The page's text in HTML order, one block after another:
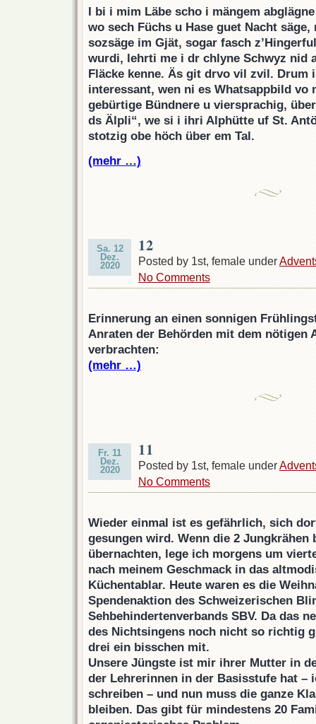
I bi i mim Läbe scho i mängem
wo sech Füchs u Hase guet Nacht
sozsäge im Gjät, sogar fasch
wurdi, lehrti me i dr chlyne Schwyz nid
Fläcke kenne. Äs git drvo vil zvil. Drum
interessant, wen ni es Whatsappbild vo
gebürtige Bündnere u viersprachig,
ds Älpli“, we si i ihri Alphütte uf St.
stotzig obe höch über em Tal.
(mehr …)
Sa. 12
Dez.
2020
12
Posted by 1st, female under
No Comments
Erinnerung an einen sonnigen
Anraten der Behörden mit dem nötigen
verbrachten:
(mehr …)
Fr. 11
Dez.
2020
11
Posted by 1st, female under
No Comments
Wieder einmal ist es gefährlich, sich
gesungen wird. Wenn die 2 Jungkrähen
übernachten, lege ich morgens um
nach meinem Geschmack in das
Küchentablar. Heute waren es die
Spendenaktion des Schweizerischen
Sehbehindertenverbands SBV. Da das
des Nichtsingens noch nicht so richtig
drei ein bisschen mit.
Unsere Jüngste ist mir ihrer Mutter in
der Lehrerinnen in der Basisstufe hat –
schreiben – und nun muss die ganze
bleiben. Das gibt für mindestens 20